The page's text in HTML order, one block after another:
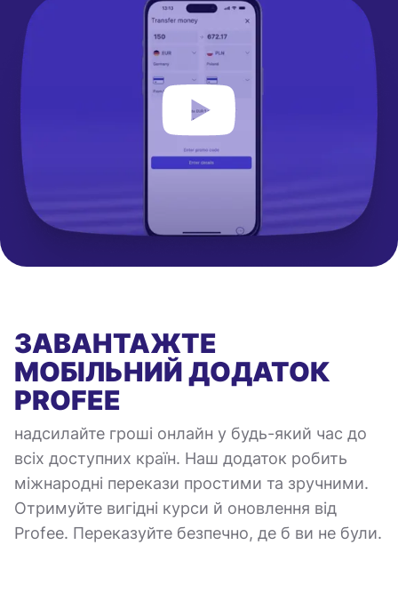
ЗАВАНТАЖТЕ
МОБІЛЬНИЙ ДОДАТОК
PROFEE
надсилайте гроші онлайн у будь-який час до
всіх доступних країн. Наш додаток робить
міжнародні перекази простими та зручними.
Отримуйте вигідні курси й оновлення від
Profee. Переказуйте безпечно, де б ви не були.